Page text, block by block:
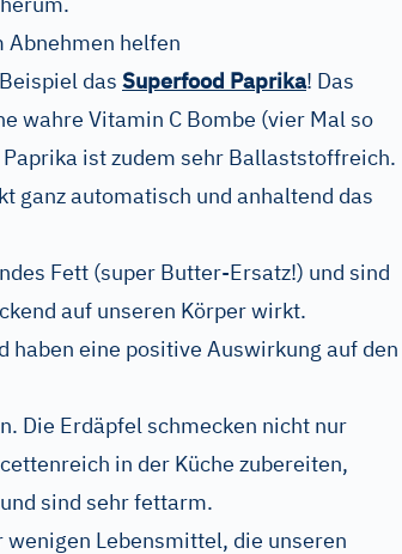
Abnehmen helfen
das Superfood Paprika! Das
wahre Vitamin C Bombe (vier Mal so
ist zudem sehr Ballaststoffreich.
ganz automatisch und anhaltend das
Fett (super Butter-Ersatz!) und sind
auf unseren Körper wirkt.
eine positive Auswirkung auf den
Die Erdäpfel schmecken nicht nur
in der Küche zubereiten,
sind sehr fettarm.
Lebensmittel, die unseren